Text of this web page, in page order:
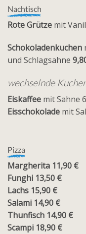
Nachtisch
Rote Grütze mit
Schokoladenkuchen
und Schlagsahne
wechselnde
Eiskaffee mit Sahne
Eisschokolade mit
Pizza
Margherita 11,90 €
Funghi 13,50 €
Lachs 15,90 €
Salami 14,90 €
Thunfisch 14,90 €
Scampi 18,90 €